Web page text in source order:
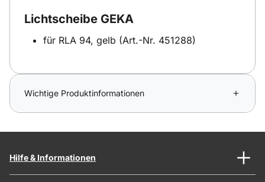
Lichtscheibe GEKA
für RLA 94, gelb (Art.-Nr. 451288)
Wichtige Produktinformationen
Hilfe & Informationen